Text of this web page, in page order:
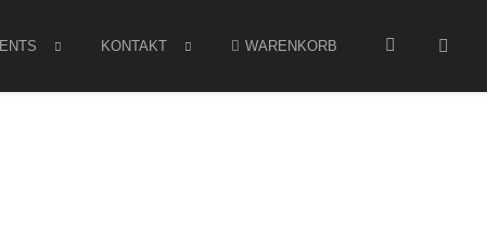
KONTAKT WARENKORB